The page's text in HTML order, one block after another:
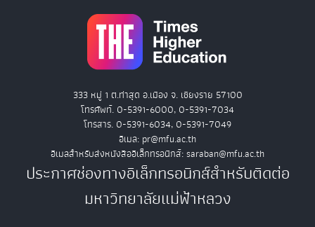
333 หมู่ 1 ต.ท่าสุด อ.เมือง จ. เชียงราย 57100
โทรศัพท์. 0-5391-6000, 0-5391-7034
โทรสาร. 0-5391-6034, 0-5391-7049
อีเมล: pr@mfu.ac.th
อีเมลสำหรับส่งหนังสืออิเล็กทรอนิกส์: saraban@mfu.ac.th
ประกาศช่องทางอิเล็กทรอนิกส์สำหรับติดต่อ
มหาวิทยาลัยแม่ฟ้าหลวง